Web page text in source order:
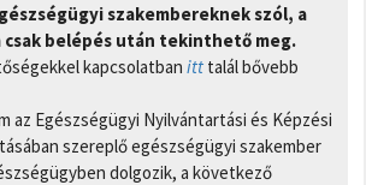
szakembereknek szól, a
belépés után tekinthető meg.
kapcsolatban itt talál bővebb
az Egészségügyi Nyilvántartási és Képzési
szereplő egészségügyi szakember
dolgozik, a következő